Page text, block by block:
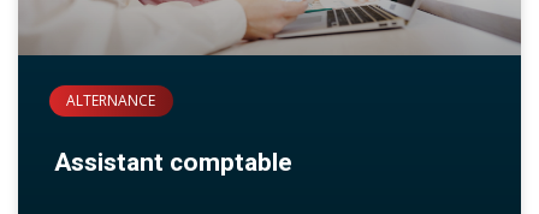
ALTERNANCE
Assistant comptable